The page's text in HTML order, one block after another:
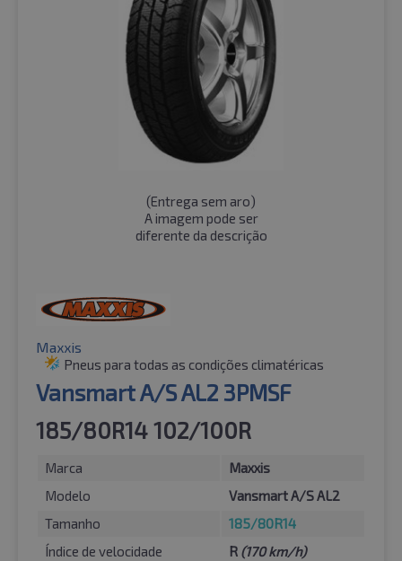
(Entrega sem aro)
A imagem pode ser
diferente da descrição
Maxxis
Pneus para todas as condições climatéricas
Vansmart A/S AL2 3PMSF
185/80R14 102/100R
Marca
Maxxis
Modelo
Vansmart A/S AL2
Tamanho
185/80R14
Índice de velocidade
R (170 km/h)